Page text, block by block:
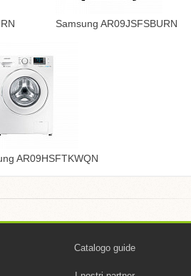
Samsung AR09JSFSBURN
AR09HSFTKWQN
Catalogo guide